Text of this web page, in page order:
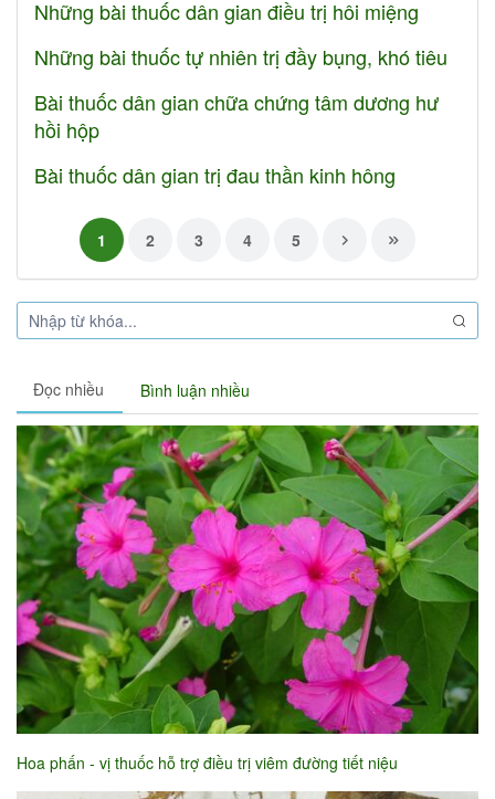
Những bài thuốc dân gian điều trị hôi miệng
Những bài thuốc tự nhiên trị đầy bụng, khó tiêu
Bài thuốc dân gian chữa chứng tâm dương hư
hồi hộp
Bài thuốc dân gian trị đau thần kinh hông
1 2 3 4 5
Đọc nhiều Bình luận nhiều
Hoa phấn - vị thuốc hỗ trợ điều trị viêm đường tiết niệu